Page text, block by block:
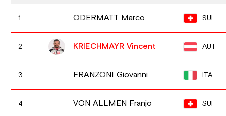
1 ODERMATT Marco SUI
2 KRIECHMAYR Vincent AUT
3 FRANZONI Giovanni ITA
4 VON ALLMEN Franjo SUI